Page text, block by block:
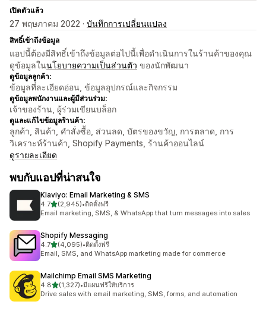
เปิดตัวแล้ว
27 พฤษภาคม 2022 · บันทึกการเปลี่ยนแปลง
สิทธิ์เข้าถึงข้อมูล
แอปนี้ต้องมีสิทธิ์เข้าถึงข้อมูลต่อไปนี้เพื่อดำเนินการในร้านค้าของคุณ
ดูข้อมูลในนโยบายความเป็นส่วนตัว ของนักพัฒนา
ดูข้อมูลลูกค้า:
ข้อมูลที่ละเอียดอ่อน, ข้อมูลอุปกรณ์และกิจกรรม
ดูข้อมูลพนักงานและผู้มีส่วนร่วม:
เจ้าของร้าน, ผู้ร่วมเขียนบล็อก
ดูและแก้ไขข้อมูลร้านค้า:
ลูกค้า, สินค้า, คำสั่งซื้อ, ส่วนลด, บัตรของขวัญ, การตลาด, การ
วิเคราะห์ร้านค้า, Shopify Payments, ร้านค้าออนไลน์
ดูรายละเอียด
พบกับแอปที่น่าสนใจ
Klaviyo: Email Marketing & SMS
4.7เต็ม 5 ดาว
(2,945)
ทั้งหมด 2945 รีวิว
•ติดตั้งฟรี
Email marketing, SMS, & WhatsApp that turn messages into sales
Shopify Messaging
4.7เต็ม 5 ดาว
(4,095)
ทั้งหมด 4095 รีวิว
•ติดตั้งฟรี
Email, SMS, and WhatsApp marketing made for commerce
Mailchimp Email SMS Marketing
4.8เต็ม 5 ดาว
(1,327)
ทั้งหมด 1327 รีวิว
•มีแผนฟรีให้บริการ
Drive sales with email marketing, SMS, forms, and automation